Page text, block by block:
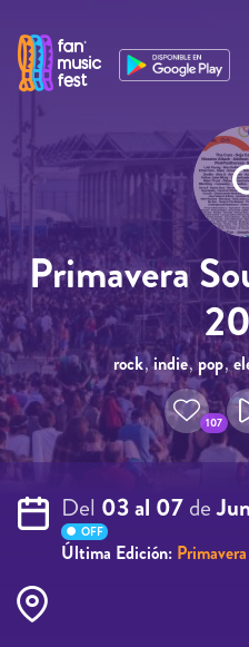
Primavera
rock,indie, pop,
107
Del 03 al 07de
OFF
Última Edición: